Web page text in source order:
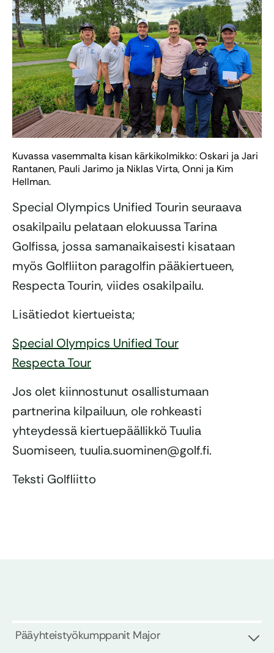
Kuvassa vasemmalta kisan kärkikolmikko: Oskari ja Jari
Rantanen, Pauli Jarimo ja Niklas Virta, Onni ja Kim
Hellman.
Special Olympics Unified Tourin seuraava
osakilpailu pelataan elokuussa Tarina
Golfissa, jossa samanaikaisesti kisataan
myös Golfliiton paragolfin pääkiertueen,
Respecta Tourin, viides osakilpailu.
Lisätiedot kiertueista;
Special Olympics Unified Tour
Respecta Tour
Jos olet kiinnostunut osallistumaan
partnerina kilpailuun, ole rohkeasti
yhteydessä kiertuepäällikkö Tuulia
Suomiseen, tuulia.suominen@golf.fi.
Teksti Golfliitto
Pääyhteistyökumppanit Major